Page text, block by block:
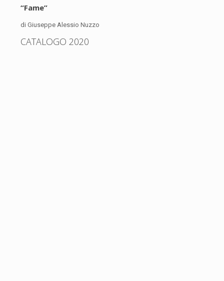
“Fame”
di Giuseppe Alessio Nuzzo
CATALOGO 2020